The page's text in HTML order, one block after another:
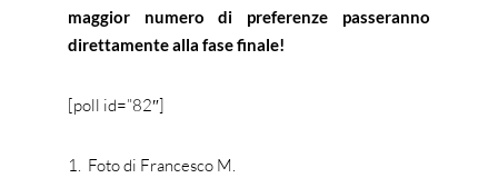
maggior numero di preferenze passeranno
direttamente alla fase finale!
[poll id=”82″]
1. Foto di Francesco M.